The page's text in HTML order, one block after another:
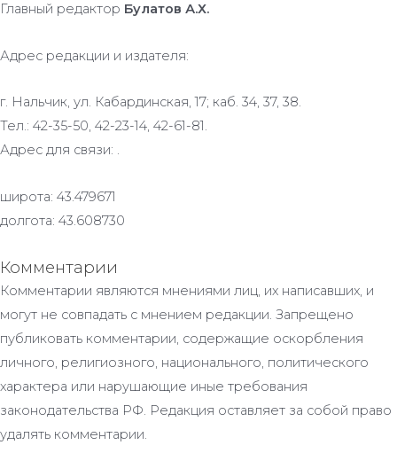
Главный редактор Булатов А.Х.
Адрес редакции и издателя:
г. Нальчик, ул. Кабардинская, 17; каб. 34, 37, 38.
Тел.: 42-35-50, 42-23-14, 42-61-81.
Адрес для связи: .
широта: 43.479671
долгота: 43.608730
Комментарии
Комментарии являются мнениями лиц, их написавших, и
могут не совпадать с мнением редакции. Запрещено
публиковать комментарии, содержащие оскорбления
личного, религиозного, национального, политического
характера или нарушающие иные требования
законодательства РФ. Редакция оставляет за собой право
удалять комментарии.